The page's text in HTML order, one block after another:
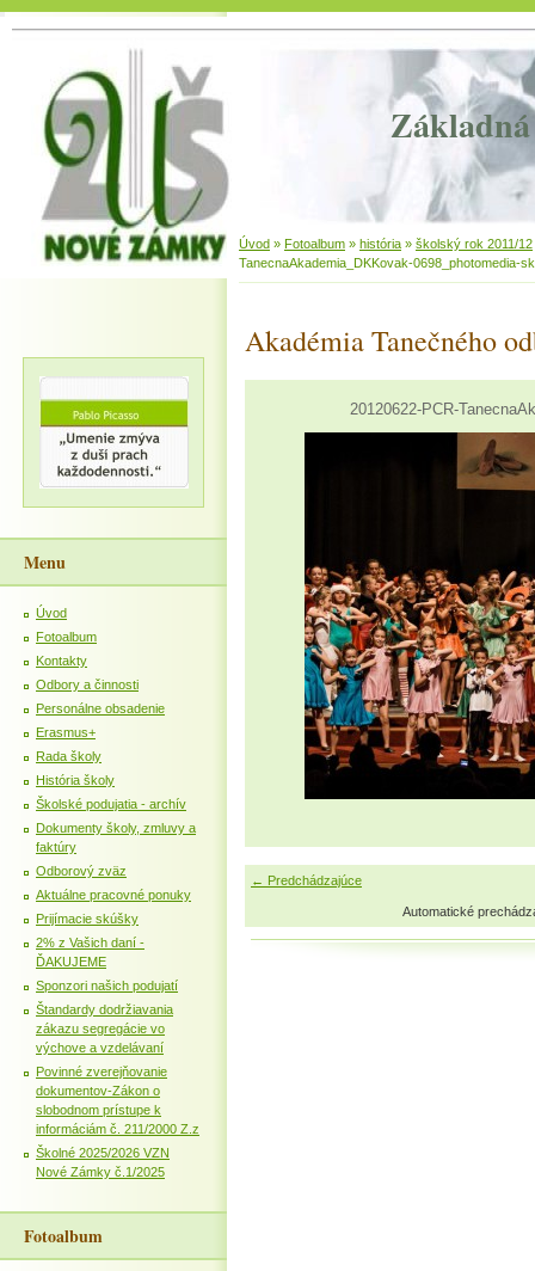
Základná
Úvod » Fotoalbum » história » školský rok 2011/12
TanecnaAkademia_DKKovak-0698_photomedia-sk
Akadémia Tanečného
20120622-PCR-
← Predchádzajúce
Automatické
Menu
Úvod
Fotoalbum
Kontakty
Odbory a činnosti
Personálne obsadenie
Erasmus+
Rada školy
História školy
Školské podujatia - archív
Dokumenty školy, zmluvy a
faktúry
Odborový zväz
Aktuálne pracovné ponuky
Prijímacie skúšky
2% z Vašich daní -
ĎAKUJEME
Sponzori našich podujatí
Štandardy dodržiavania
zákazu segregácie vo
výchove a vzdelávaní
Povinné zverejňovanie
dokumentov-Zákon o
slobodnom prístupe k
informáciám č. 211/2000 Z.z
Školné 2025/2026 VZN
Nové Zámky č.1/2025
Fotoalbum